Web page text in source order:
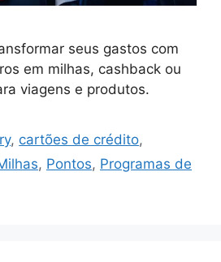
seus gastos com
em milhas, cashback ou
viagens e produtos.
, cartões de crédito,
, Pontos, Programas de